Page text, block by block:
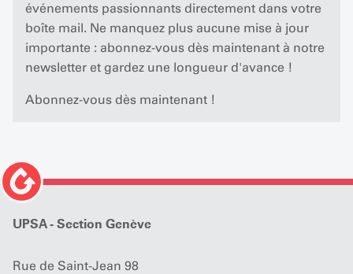
événements passionnants directement dans votre
boîte mail. Ne manquez plus aucune mise à jour
importante : abonnez-vous dès maintenant à notre
newsletter et gardez une longueur d'avance !
Abonnez-vous dès maintenant !
UPSA - Section Genève
Rue de Saint-Jean 98